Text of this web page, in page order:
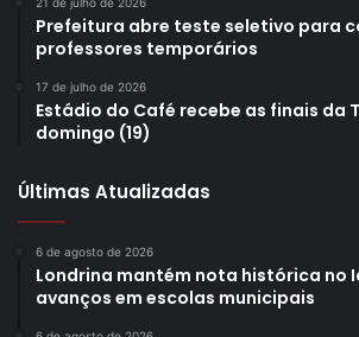
Foto: Victor Guandalini
O secretário de Planejamento do
Prefeitura abre teste seletivo para
professores temporários
17 de julho de 2026
Estádio do Café recebe as finais da
domingo (19)
Últimas Atualizadas
6 de agosto de 2026
Londrina mantém nota histórica no
avanços em escolas municipais